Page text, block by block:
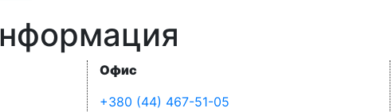
Офис
+380 (44) 467-51-05